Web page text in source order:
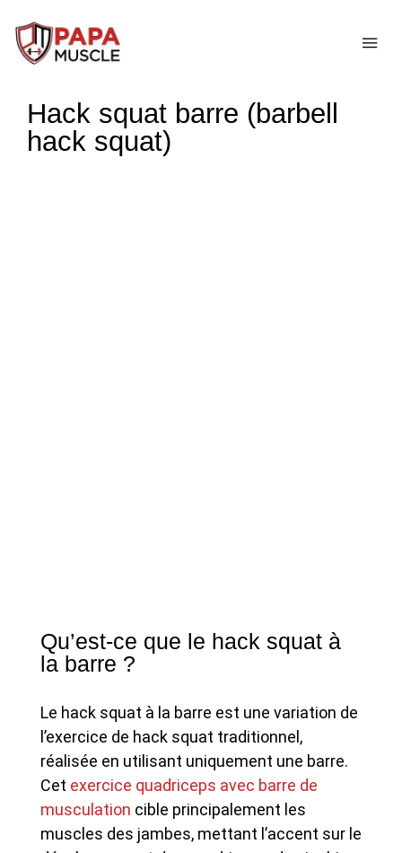
passer
principalHack squat barre (barbell
hack squat)
Qu’est-ce que le hack squat à
la barre ?
Le hack squat à la barre est une variation de
l’exercice de hack squat traditionnel,
réalisée en utilisant uniquement une barre.
Cet exercice quadriceps avec barre de
musculation cible principalement les
muscles des jambes, mettant l’accent sur le